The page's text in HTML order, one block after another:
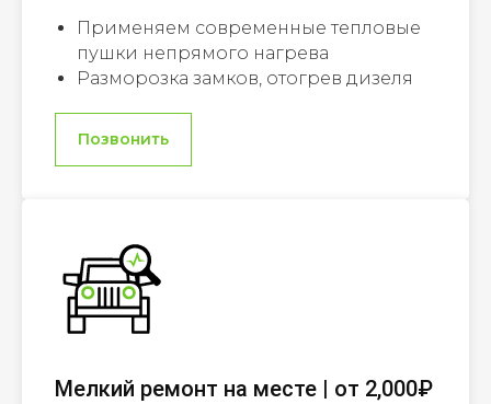
Применяем современные тепловые
пушки непрямого нагрева
Разморозка замков, отогрев дизеля
Позвонить
Мелкий ремонт на месте | от 2,000₽